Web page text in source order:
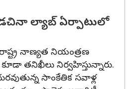
ల్యాబ్ ఏర్పాటులో
రాష్ట్ర నాణ్యత నియంత్రణ
తనిఖీలు నిర్వహిస్తున్నారు.
సాంకేతిక సవాళ్ల